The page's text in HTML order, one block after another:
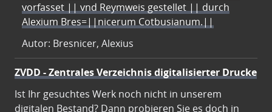
vorfasset || vnd Reymweis gestellet || durch
Alexium Bres=||nicerum Cotbusianum.||
Autor: Bresnicer, Alexius
ZVDD - Zentrales Verzeichnis digitalisierter Drucke
Ist Ihr gesuchtes Werk noch nicht in unserem
digitalen Bestand? Dann probieren Sie es doch in